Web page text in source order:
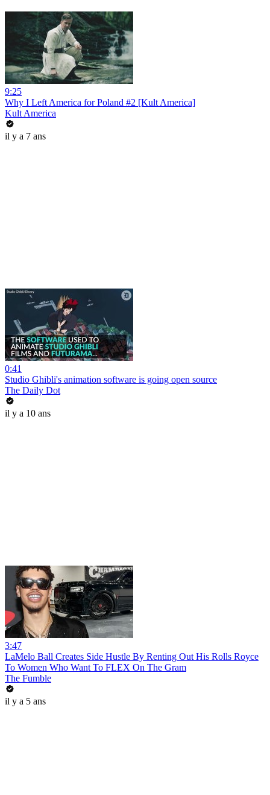
9:25
Why I Left America for Poland #2 [Kult America]
Kult America
il y a 7 ans
0:41
Studio Ghibli's animation software is going open source
The Daily Dot
il y a 10 ans
3:47
LaMelo Ball Creates Side Hustle By Renting Out His Rolls Royce
To Women Who Want To FLEX On The Gram
The Fumble
il y a 5 ans